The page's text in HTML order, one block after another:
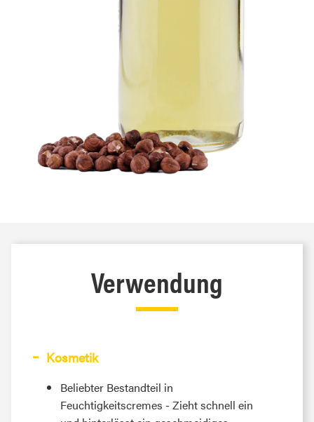
Verwendung
Kosmetik
Beliebter Bestandteil in
Feuchtigkeitscremes - Zieht schnell ein